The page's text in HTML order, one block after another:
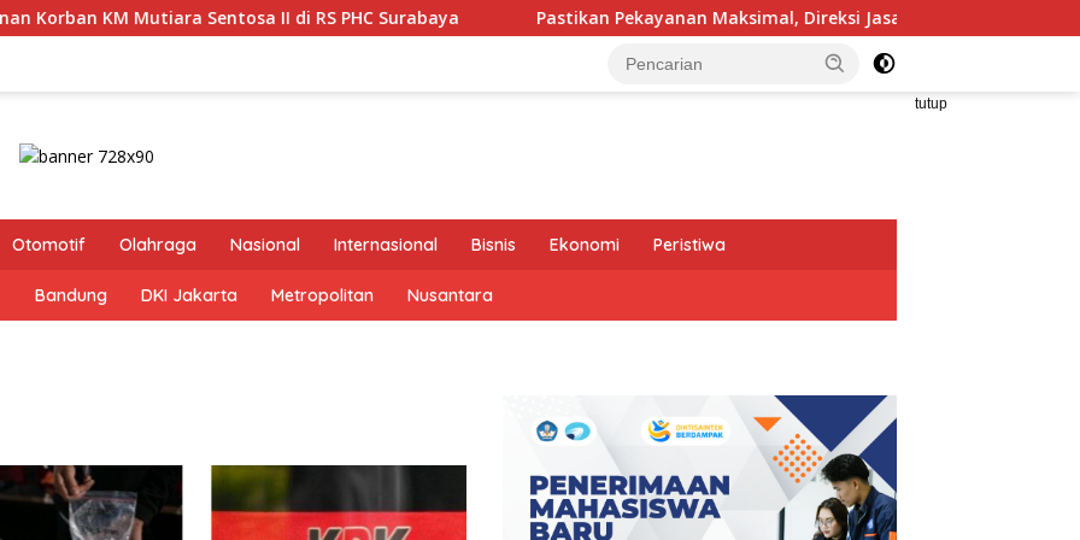
Sentosa II di RS PHC Surabaya Pastikan Pekayanan Maksimal, Direksi Jasa Raharja Tinjau Korban Kebakaran KM
tutup
Otomotif Olahraga Nasional Internasional Bisnis Ekonomi Peristiwa
Bandung DKI Jakarta Metropolitan Nusantara